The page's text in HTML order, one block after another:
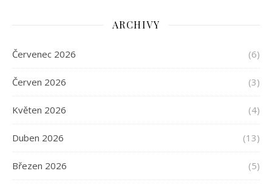
ARCHIVY
Červenec 2026 (6)
Červen 2026 (3)
Květen 2026 (4)
Duben 2026 (13)
Březen 2026 (5)